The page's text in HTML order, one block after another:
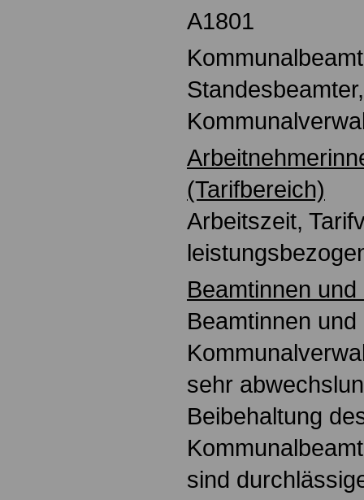
A1801
(Tarifbereich)
Arbeitszeit,
Beamtinnen
Beamtinnen
sehr
Beibehaltung
sind